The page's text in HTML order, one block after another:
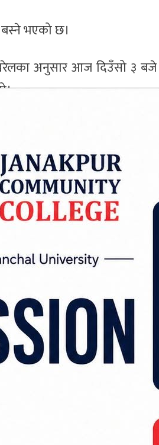
भएको छ।
अनुसार आज दिउँसो ३ बजे
लागेको हो। हिजो (सोमबार)
गरेको थियो।
२०८३ राष्ट्रपतिले
जारी गरिसकेका छन्।